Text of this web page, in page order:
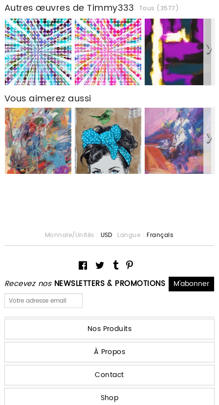
Autres œuvres de Timmy333 Tous (3577)
Vous aimerez aussi
Recevez nos NEWSLETTERS & PROMOTIONS
Monnaie/Unités : USD Langue : Français
Nos Produits
À Propos
Contact
Shop